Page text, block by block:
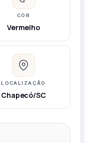
COR
Vermelho
LOCALIZAÇÃO
Chapecó/SC